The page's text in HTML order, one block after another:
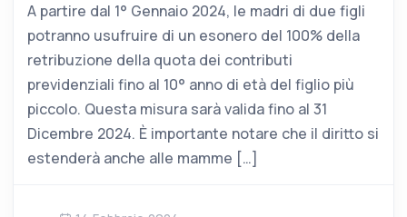
A partire dal 1° Gennaio 2024, le madri di due figli
potranno usufruire di un esonero del 100% della
retribuzione della quota dei contributi
previdenziali fino al 10° anno di età del figlio più
piccolo. Questa misura sarà valida fino al 31
Dicembre 2024. È importante notare che il diritto si
estenderà anche alle mamme […]